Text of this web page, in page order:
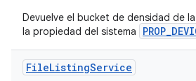
Devuelve el bucket de densidad de
la propiedad del sistema
FileListingService